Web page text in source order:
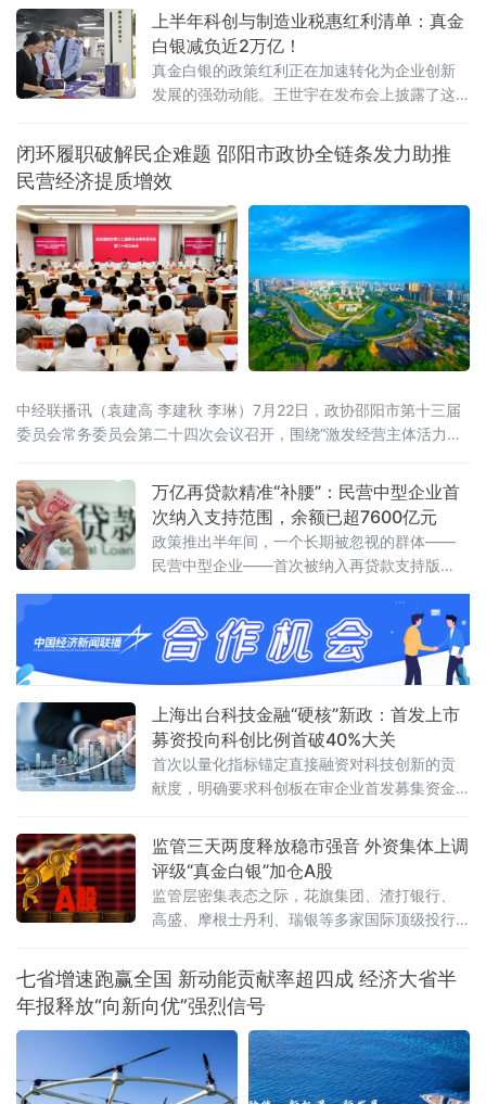
不当行为“亮剑”，为纵深推进全国统一大市场建
设提供了坚实的法治保障。数据显示，2026年1
至6月，全国各级行政复议机构依法履行监督职
上半年科创与制造业税惠红利清单：真金
白银减负近2万亿！
真金白银的政策红利正在加速转化为企业创新
发展的强劲动能。王世宇在发布会上披露了这
发费用加计扣除等支持企业创新投入和技术转
让的政策减税
闭环履职破解民企难题 邵阳市政协全链条发力助推
民营经济提质增效
中经联播讯（袁建高 李建秋 李琳）7月22日，政协邵阳市第十三届
委员会常务委员会第二十四次会议召开，围绕“激发经营主体活力，
话，市政协主席周文主持。会上审议通过了《关于“激发经营主体活
力，助力民营经济提质增效”向中共邵阳市委、市人民政府的建议
案》。这场协商议政，标志着邵阳市政协围绕同一议题，完成了从
专题调研、跨省考察、联合行动到建言建策的
万亿再贷款精准“补腰”：民营中型企业首
次纳入支持范围，余额已超7600亿元
政策推出半年间，一个长期被忽视的群体——
民营中型企业——首次被纳入再贷款支持版
打破。
上海出台科技金融“硬核”新政：首发上市
募资投向科创比例首破40%大关
首次以量化指标锚定直接融资对科技创新的贡
献度，明确要求科创板在审企业首发募集资金
全国首个“科技型企业并购重组绿色通道”机制。
新政直击硬科技企业从初创到上市全周期的融
资痛点，被
监管三天两度释放稳市强音 外资集体上调
评级“真金白银”加仓A股
监管层密集表态之际，花旗集团、渣打银行、
高盛、摩根士丹利、瑞银等多家国际顶级投行
实际行动表达对中国资产的乐观态度。
七省增速跑赢全国 新动能贡献率超四成 经济大省半
年报释放“向新向优”强烈信号